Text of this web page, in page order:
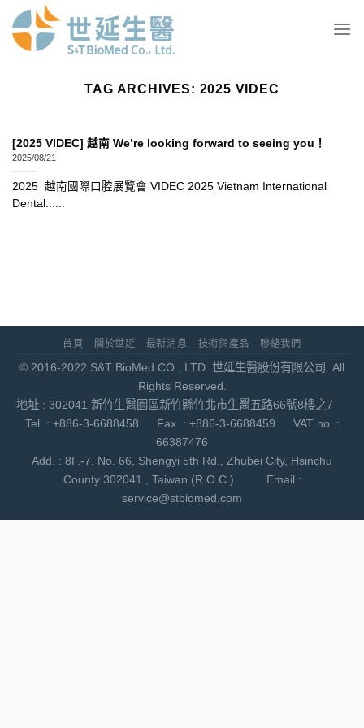
Skip
content
TAG ARCHIVES: 2025 VIDEC
[2025 VIDEC] 越南 We’re looking forward to seeing you！
2025/08/21
2025 越南國際口腔展覽會 VIDEC 2025 Vietnam International
Dental......
首頁 關於世延 最新消息 技術與產品 聯絡我們
© 2016-2022 S&T BioMed CO., LTD. 世延生醫股份有限公司. All
Rights Reserved.
地址 : 302041 新竹生醫園區新竹縣竹北市生醫五路66號8樓之7
Tel. : +886-3-6688458 Fax. : +886-3-6688459 VAT no. :
66387476
Add. : 8F.-7, No. 66, Shengyi 5th Rd., Zhubei City, Hsinchu
County 302041 , Taiwan (R.O.C.) Email :
service@stbiomed.com